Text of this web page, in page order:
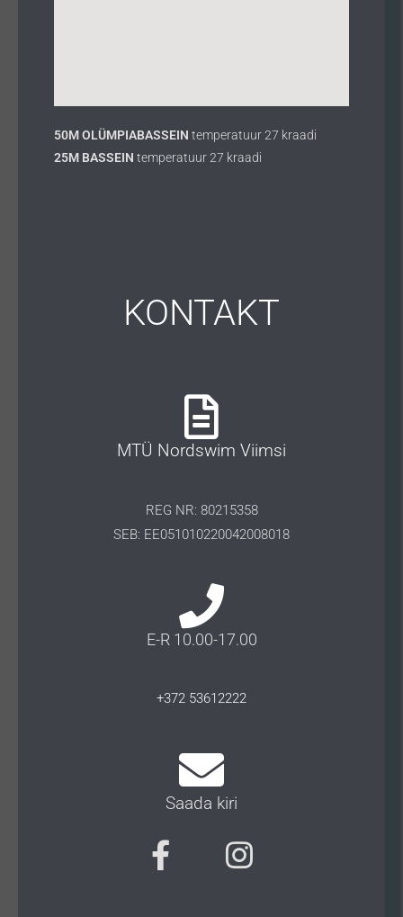
50M OLÜMPIABASSEIN temperatuur 27 kraadi
25M BASSEIN temperatuur 27 kraadi
KONTAKT
MTÜ Nordswim Viimsi
REG NR: 80215358
SEB: EE051010220042008018
E-R 10.00-17.00
+372 53612222
Saada kiri